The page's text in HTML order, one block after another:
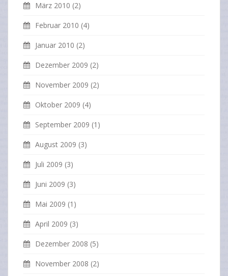
März 2010 (2)
Februar 2010 (4)
Januar 2010 (2)
Dezember 2009 (2)
November 2009 (2)
Oktober 2009 (4)
September 2009 (1)
August 2009 (3)
Juli 2009 (3)
Juni 2009 (3)
Mai 2009 (1)
April 2009 (3)
Dezember 2008 (5)
November 2008 (2)